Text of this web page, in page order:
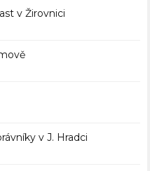
v Žirovnici
v J. Hradci